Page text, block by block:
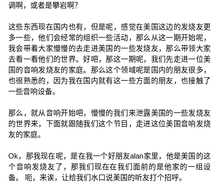
调啊，或者是攀岩啊？
这些东西现在国内也有，但是呢，感觉在美国这边的发烧友更
多一些，他们会经常的组织一些活动，那么从这一期开始呢，
我会带着大家慢慢的去走进美国的一些发烧友，那么带领大家
去看一看他们的世界。好吧，那这一期呢，我们先走进一位美
国的音响发烧友的家庭。那么这个领域呢是国内的朋友很多，
也很熟悉的，因为我在国内就有这一些方面的朋友，也接触了
一些音响设备。
那么，就从音响开始吧，慢慢的我们来泄露美国的一些发烧友
的世界来，下面就跟随我们这个节目，走进这位美国音响发烧
友的家庭。
Ok，那我现在呢，是在我一个好朋友alan家里，他是美国的这
个音响发烧友了，那我们现在在我们面前的是他家的一组设
备。 呃，来诶，让给我们水口说美国的听友打个招呼。